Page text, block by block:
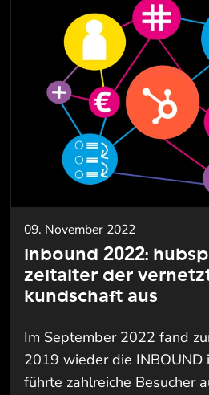
09. November 2022
inbound 2022:
zeitalter der
kundschaft aus
Im September 2022 fand
2019 wieder die INBOUND
führte zahlreiche Besucher